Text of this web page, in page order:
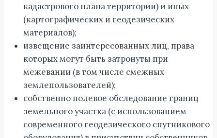
кадастрового плана территории) и иных
(картографических и геодезических
материалов);
извещение заинтересованных лиц, права
которых могут быть затронуты при
межевании (в том числе смежных
землепользователей);
собственно полевое обследование границ
земельного участка (с использованием
современного геодезического спутникового